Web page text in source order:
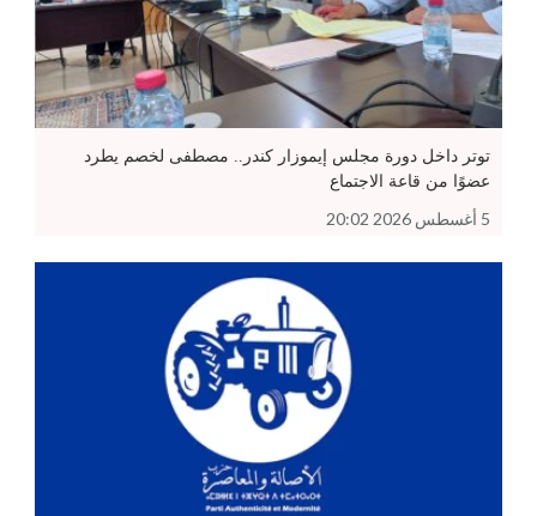
توتر داخل دورة مجلس إيموزار كندر.. مصطفى لخصم يطرد
عضوًا من قاعة الاجتماع
5 أغسطس 2026 20:02